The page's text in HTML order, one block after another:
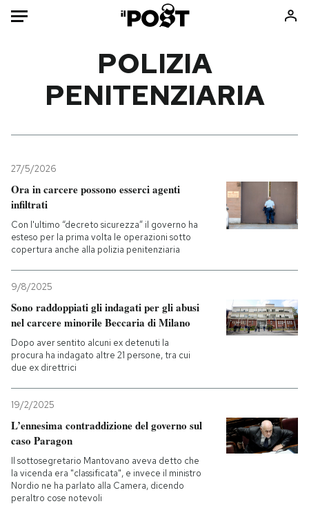
HOME
Mondo
Tecnologia
Internet
Cultura
Economia
Libri
Ok Boomer!
Europa
Altrecose
PODCAST
I MIEI PREFERITI
SHOP
POLIZIA
PENITENZIARIA
27/5/2026
Ora in carcere possono esserci agenti
infiltrati
Con l'ultimo “decreto sicurezza” il governo ha
esteso per la prima volta le operazioni sotto
copertura anche alla polizia penitenziaria
9/8/2025
Sono raddoppiati gli indagati per gli abusi
nel carcere minorile Beccaria di Milano
Dopo aver sentito alcuni ex detenuti la
procura ha indagato altre 21 persone, tra cui
due ex direttrici
19/2/2025
L’ennesima contraddizione del governo sul
caso Paragon
Il sottosegretario Mantovano aveva detto che
la vicenda era "classificata", e invece il ministro
Nordio ne ha parlato alla Camera, dicendo
peraltro cose notevoli